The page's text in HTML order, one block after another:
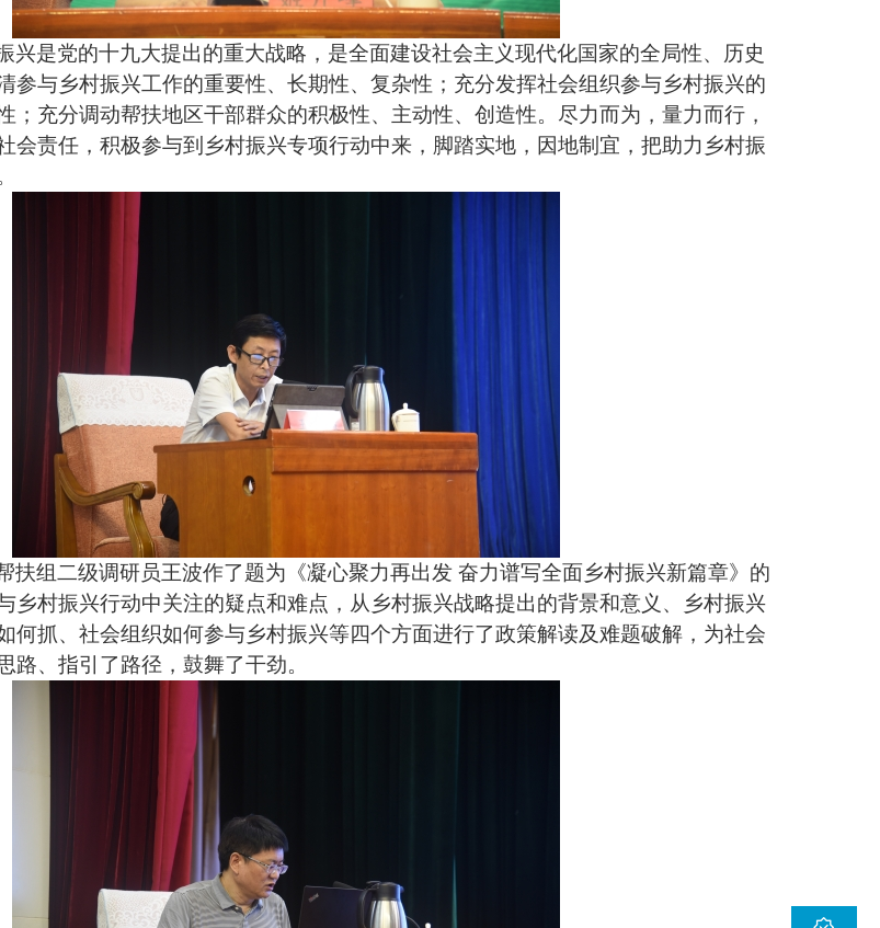
兴是党的十九大提出的重大战略，是全面建设社会主义现代化国家的全局性、历史
参与乡村振兴工作的重要性、长期性、复杂性；充分发挥社会组织参与乡村振兴的
；充分调动帮扶地区干部群众的积极性、主动性、创造性。尽力而为，量力而行，
会责任，积极参与到乡村振兴专项行动中来，脚踏实地，因地制宜，把助力乡村振
扶组二级调研员王波作了题为《凝心聚力再出发 奋力谱写全面乡村振兴新篇章》的
乡村振兴行动中关注的疑点和难点，从乡村振兴战略提出的背景和意义、乡村振兴
何抓、社会组织如何参与乡村振兴等四个方面进行了政策解读及难题破解，为社会
路、指引了路径，鼓舞了干劲。